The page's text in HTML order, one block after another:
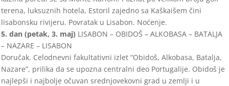
terena, luksuznih hotela, Estoril zajedno sa Kaškaišem čini
lisabonsku rivijeru. Povratak u Lisabon. Noćenje.
5. dan (petak, 3. maj) LISABON – OBIDOŠ – ALKOBASA – BATALJA
– NAZARE – LISABON
Doručak. Celodnevni fakultativni izlet “Obidoš, Alkobasa, Batalja,
Nazare”, prilika da se upozna centralni deo Portugalije. Obidoš je
najlepši i najbolje očuvan srednjovekovni grad u zemlji i u